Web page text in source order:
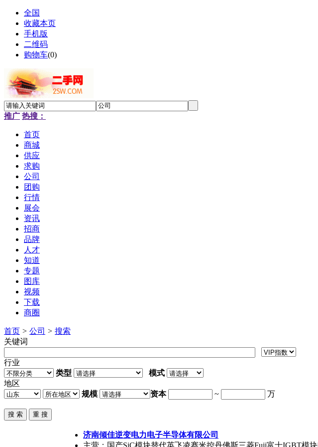
全国
收藏本页
手机版
二维码
购物车(0)
推广 热搜：
首页
商城
供应
求购
公司
团购
行情
展会
资讯
招商
品牌
人才
知道
专题
图库
视频
下载
商圈
首页 > 公司 > 搜索
关键词
行业
类型
模式
地区
规模
资本 ~ 万
济南倾佳逆变电力电子半导体有限公司
主营：国产SiC模块替代英飞凌赛米控丹佛斯三菱Fuji富士IGBT模